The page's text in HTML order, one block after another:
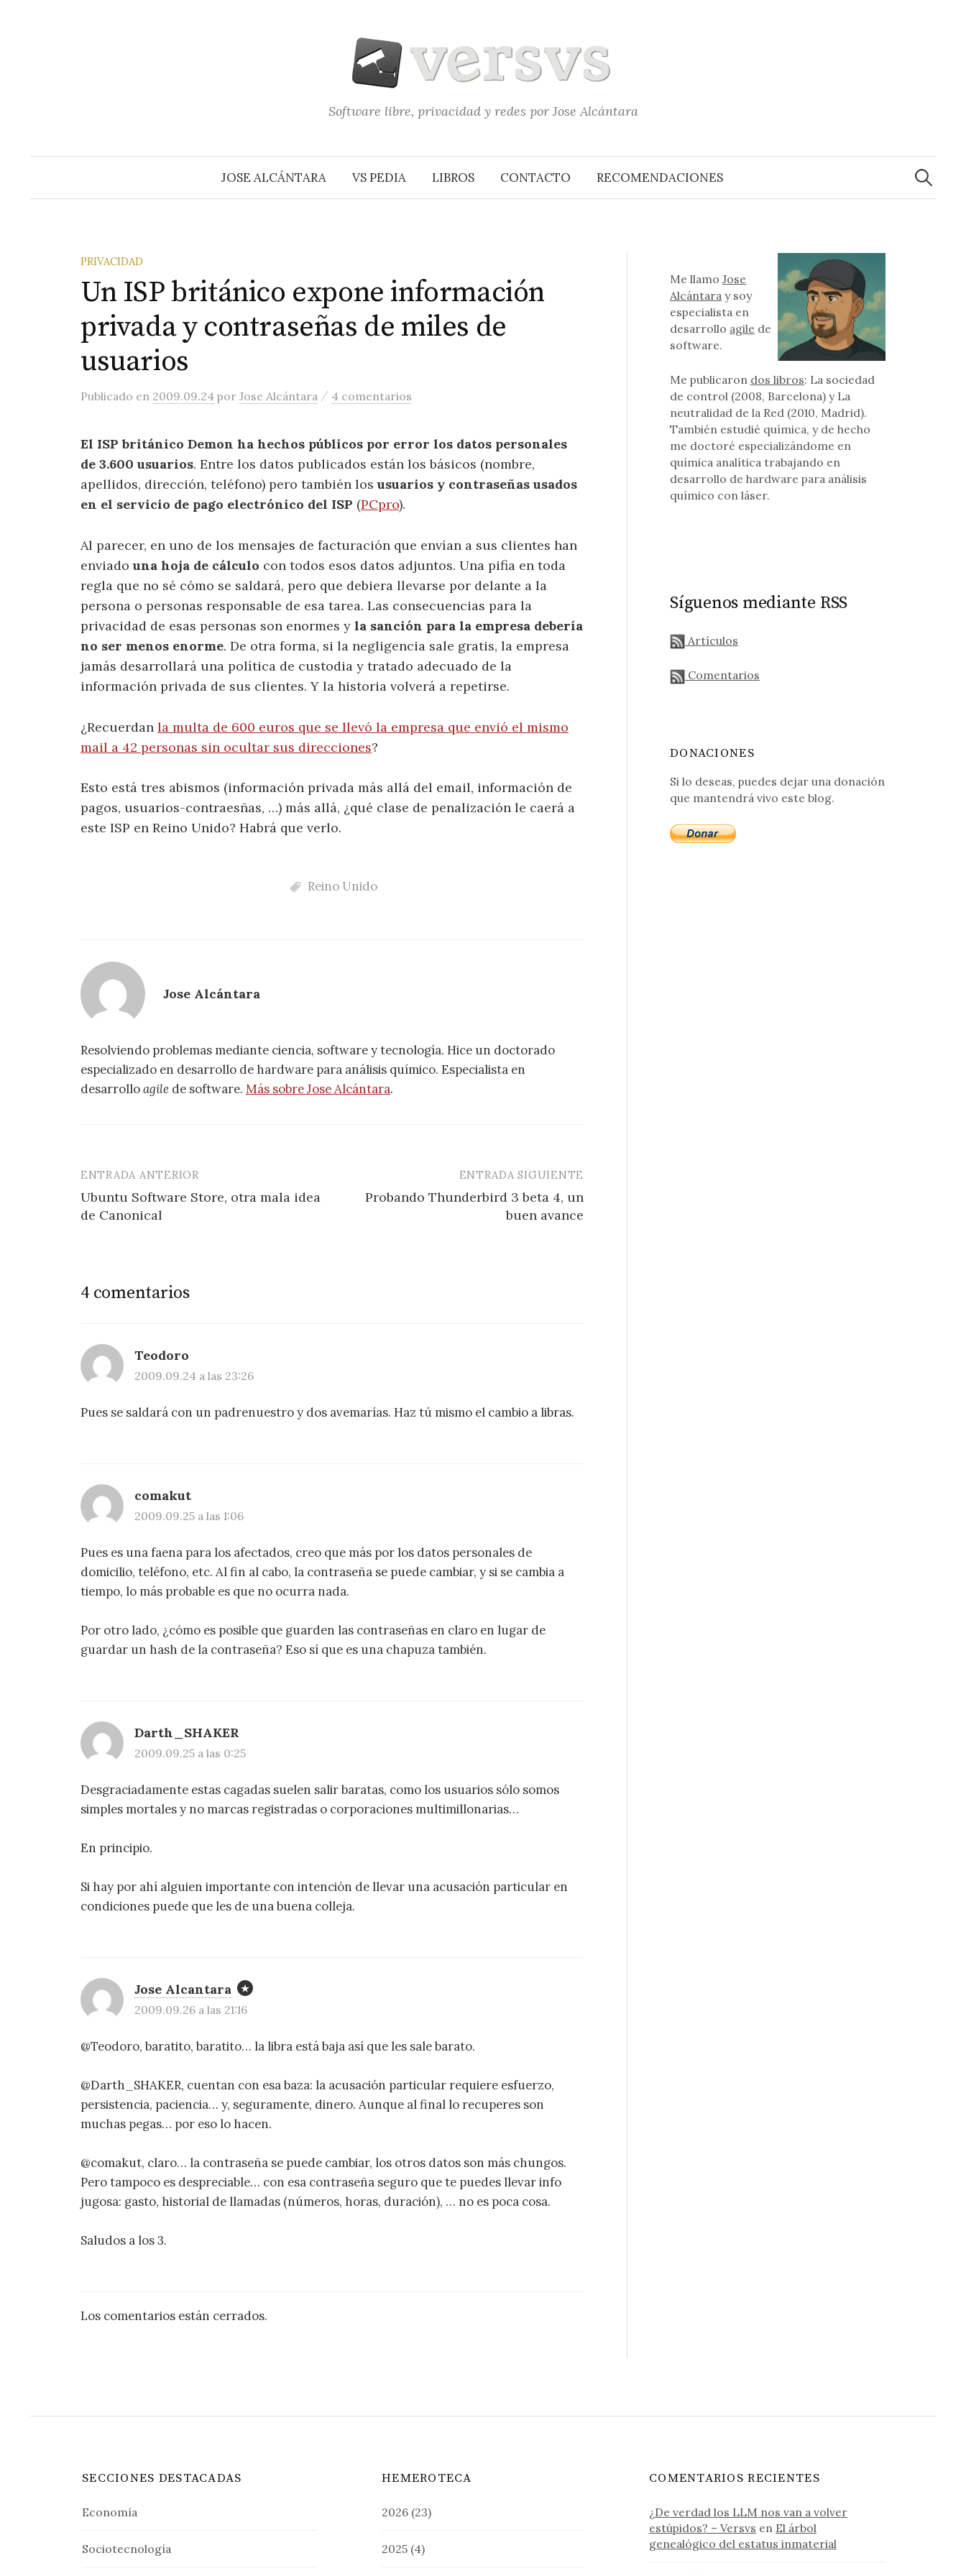
Software libre, privacidad y redes por Jose Alcántara
JOSE ALCÁNTARA VS PEDIA LIBROS CONTACTO RECOMENDACIONES
Buscar:
PRIVACIDAD
Un ISP británico expone información
privada y contraseñas de miles de
usuarios
Publicado en 2009.09.24 por Jose Alcántara / 4 comentarios
El ISP británico Demon ha hechos públicos por error los datos personales
de 3.600 usuarios. Entre los datos publicados están los básicos (nombre,
apellidos, dirección, teléfono) pero también losusuarios y contraseñas usados
en el servicio de pago electrónico del ISP (PCpro).
Al parecer, en uno de los mensajes de facturación que envían a sus clientes han
enviadouna hoja de cálculo con todos esos datos adjuntos. Una pifia en toda
regla que no sé cómo se saldará, pero que debiera llevarse por delante a la
persona o personas responsable de esa tarea. Las consecuencias para la
privacidad de esas personas son enormes y la sanción para la empresa debería
no ser menos enorme. De otra forma, si la negligencia sale gratis, la empresa
jamás desarrollará una política de custodia y tratado adecuado de la
información privada de sus clientes. Y la historia volverá a repetirse.
¿Recuerdan la multa de 600 euros que se llevó la empresa que envió el mismo
mail a 42 personas sin ocultar sus direcciones?
Esto está tres abismos (información privada más allá del email, información de
pagos, usuarios-contraesñas, …) más allá, ¿qué clase de penalización le caerá a
este ISP en Reino Unido? Habrá que verlo.
Reino Unido
Jose Alcántara
Resolviendo problemas mediante ciencia, software y tecnología. Hice un doctorado
especializado en desarrollo de hardware para análisis químico. Especialista en
desarrolloagile de software. Más sobre Jose Alcántara.
Navegación
de
ENTRADA ANTERIOR
Ubuntu Software Store, otra mala idea
de Canonical
ENTRADA SIGUIENTE
Probando Thunderbird 3 beta 4, un
buen avance
4 comentarios
Teodoro
2009.09.24 a las 23:26
Pues se saldará con un padrenuestro y dos avemarías. Haz tú mismo el cambio a libras.
comakut
2009.09.25 a las 1:06
Pues es una faena para los afectados, creo que más por los datos personales de
domicilio, teléfono, etc. Al fin al cabo, la contraseña se puede cambiar, y si se cambia a
tiempo, lo más probable es que no ocurra nada.
Por otro lado, ¿cómo es posible que guarden las contraseñas en claro en lugar de
guardar un hash de la contraseña? Eso sí que es una chapuza también.
Darth_SHAKER
2009.09.25 a las 0:25
Desgraciadamente estas cagadas suelen salir baratas, como los usuarios sólo somos
simples mortales y no marcas registradas o corporaciones multimillonarias…
En principio.
Si hay por ahí alguien importante con intención de llevar una acusación particular en
condiciones puede que les de una buena colleja.
Jose Alcantara
2009.09.26 a las 21:16
@Teodoro, baratito, baratito… la libra está baja así que les sale barato.
@Darth_SHAKER, cuentan con esa baza: la acusación particular requiere esfuerzo,
persistencia, paciencia… y, seguramente, dinero. Aunque al final lo recuperes son
muchas pegas… por eso lo hacen.
@comakut, claro… la contraseña se puede cambiar, los otros datos son más chungos.
Pero tampoco es despreciable… con esa contraseña seguro que te puedes llevar info
jugosa: gasto, historial de llamadas (números, horas, duración), … no es poca cosa.
Saludos a los 3.
Los comentarios están cerrados.
Me llamoJose
Alcántara y soy
especialista en
desarrollo agile de
software.
Me publicaron dos libros: La sociedad
de control (2008, Barcelona) y La
neutralidad de la Red (2010, Madrid).
También estudié química, y de hecho
me doctoré especializándome en
química analítica trabajando en
desarrollo de hardware para análisis
químico con láser.
Síguenos mediante RSS
Artículos
Comentarios
DONACIONES
Si lo deseas, puedes dejar una donación
que mantendrá vivo este blog.
SECCIONES DESTACADAS
Economía
Sociotecnología
HEMEROTECA
2026 (23)
2025 (4)
COMENTARIOS RECIENTES
¿De verdad los LLM nos van a volver
estúpidos? – Versvs en El árbol
genealógico del estatus inmaterial